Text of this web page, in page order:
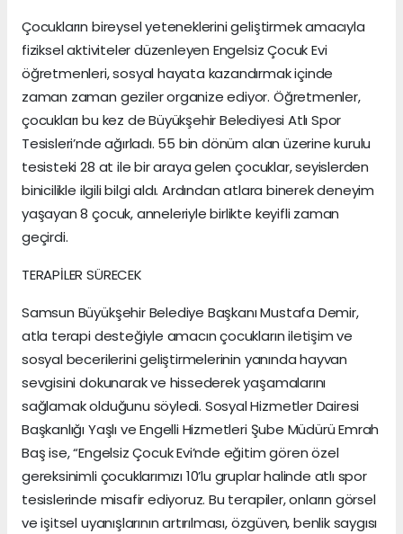
Çocukların bireysel yeteneklerini geliştirmek amacıyla
fiziksel aktiviteler düzenleyen Engelsiz Çocuk Evi
öğretmenleri, sosyal hayata kazandırmak içinde
zaman zaman geziler organize ediyor. Öğretmenler,
çocukları bu kez de Büyükşehir Belediyesi Atlı Spor
Tesisleri’nde ağırladı. 55 bin dönüm alan üzerine kurulu
tesisteki 28 at ile bir araya gelen çocuklar, seyislerden
binicilikle ilgili bilgi aldı. Ardından atlara binerek deneyim
yaşayan 8 çocuk, anneleriyle birlikte keyifli zaman
geçirdi.
TERAPİLER SÜRECEK
Samsun Büyükşehir Belediye Başkanı Mustafa Demir,
atla terapi desteğiyle amacın çocukların iletişim ve
sosyal becerilerini geliştirmelerinin yanında hayvan
sevgisini dokunarak ve hissederek yaşamalarını
sağlamak olduğunu söyledi. Sosyal Hizmetler Dairesi
Başkanlığı Yaşlı ve Engelli Hizmetleri Şube Müdürü Emrah
Baş ise, “Engelsiz Çocuk Evi’nde eğitim gören özel
gereksinimli çocuklarımızı 10’lu gruplar halinde atlı spor
tesislerinde misafir ediyoruz. Bu terapiler, onların görsel
ve işitsel uyanışlarının artırılması, özgüven, benlik saygısı